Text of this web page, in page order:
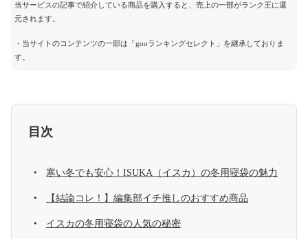
当サービスの記事で紹介している商品を購入すると、売上の一部がランク王に還
元されます。
・当サイトのコンテンツの一部は「gooランキングセレクト」を継承しておりま
す。
目次
寒い冬でも安心！ISUKA（イスカ）の冬用寝袋の魅力
【結論コレ！】編集部イチ推しのおすすめ商品
イスカの冬用寝袋の人気の秘密